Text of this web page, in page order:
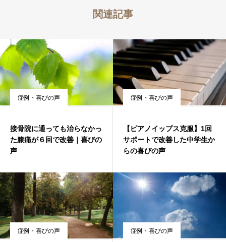
関連記事
症例・喜びの声
接骨院に通っても治らなかっ
た膝痛が６回で改善｜喜びの
声
症例・喜びの声
【ピアノイップス克服】1回
サポートで改善した中学生か
らの喜びの声
症例・喜びの声 症例・喜びの声